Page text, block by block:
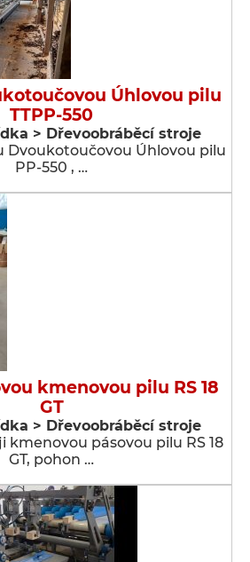
Úhlovou pilu
TTPP-550
> Dřevoobráběcí stroje
Dvoukotoučovou Úhlovou pilu
PP-550 , …
kmenovou pilu RS 18
GT
> Dřevoobráběcí stroje
kmenovou pásovou pilu RS 18
GT, pohon …